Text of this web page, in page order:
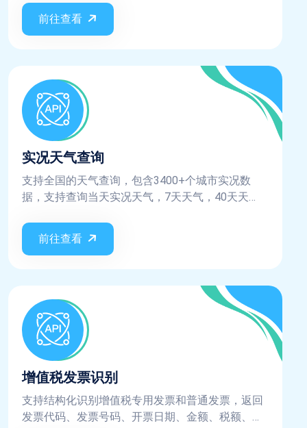
前往查看
实况天气查询
支持全国的天气查询，包含3400+个城市实况数
据，支持查询当天实况天气，7天天气，40天天
前往查看
增值税发票识别
支持结构化识别增值税专用发票和普通发票，返回
发票代码、发票号码、开票日期、金额、税额、购